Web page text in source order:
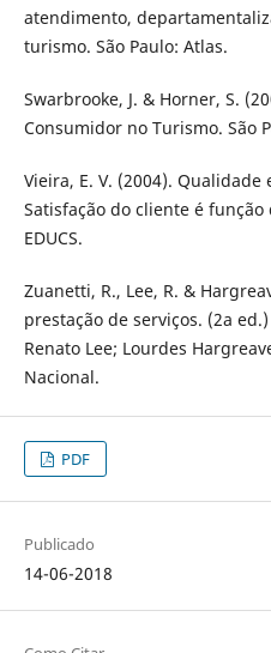
atendimento,
turismo. São Paulo: Atlas.
Swarbrooke, J. & Horner, S.
Consumidor no Turismo. São
Vieira, E. V. (2004). Qualidade
Satisfação do cliente é função
EDUCS.
Zuanetti, R., Lee, R. &
prestação de serviços. (2a
Renato Lee; Lourdes
Nacional.
PDF
Publicado
14-06-2018